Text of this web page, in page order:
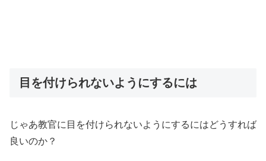
目を付けられないようにするには
じゃあ教官に目を付けられないようにするにはどうすれば
良いのか？